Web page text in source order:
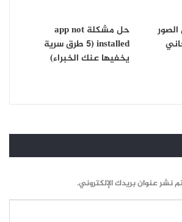
حل مشكلة app not
installed (5 طرق سرية
يخفيها عنك الخبراء)
نشر عنوان بريدك الإلكتروني.